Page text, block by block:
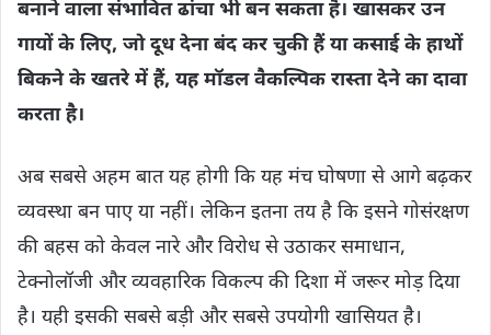
बनाने वाला संभावित ढांचा भी बन सकता है। खासकर उन
गायों के लिए, जो दूध देना बंद कर चुकी हैं या कसाई के हाथों
बिकने के खतरे में हैं, यह मॉडल वैकल्पिक रास्ता देने का दावा
करता है।
अब सबसे अहम बात यह होगी कि यह मंच घोषणा से आगे बढ़कर
व्यवस्था बन पाए या नहीं। लेकिन इतना तय है कि इसने गोसंरक्षण
की बहस को केवल नारे और विरोध से उठाकर समाधान,
टेक्नोलॉजी और व्यवहारिक विकल्प की दिशा में जरूर मोड़ दिया
है। यही इसकी सबसे बड़ी और सबसे उपयोगी खासियत है।